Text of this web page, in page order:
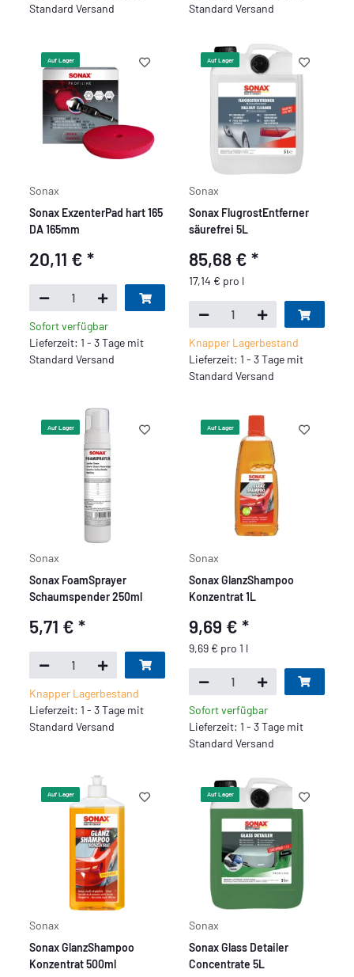
Standard Versand
Standard Versand
Auf Lager
Sonax
Sonax ExzenterPad hart 165
DA 165mm
20,11 €*
Sofort verfügbar
Lieferzeit: 1 - 3 Tage mit
Standard Versand
Auf Lager
Sonax
Sonax FlugrostEntferner
säurefrei 5L
85,68 € *
17,14 € pro l
Knapper Lagerbestand
Lieferzeit: 1 - 3 Tage mit
Standard Versand
Auf Lager
Sonax
Sonax FoamSprayer
Schaumspender 250ml
5,71 €*
Knapper Lagerbestand
Lieferzeit: 1 - 3 Tage mit
Standard Versand
Auf Lager
Sonax
Sonax GlanzShampoo
Konzentrat 1L
9,69 € *
9,69 € pro 1 l
Sofort verfügbar
Lieferzeit: 1 - 3 Tage mit
Standard Versand
Auf Lager
Sonax
Sonax GlanzShampoo
Konzentrat 500ml
Auf Lager
Sonax
Sonax Glass Detailer
Concentrate 5L